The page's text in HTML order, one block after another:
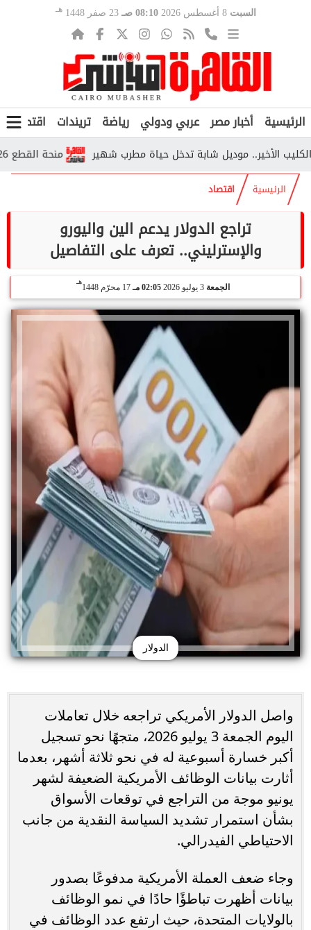
السبت 8 أغسطس 2026 08:10 صـ 23 صفر 1448 هـ
الرئيسية أخبار مصر عربي ودولي رياضة تريندات اقتصاد
منحة القطع 2026.. من يستحقها وكم تبلغ قيمتها وفق التأمينات؟ موديل شابة تدخل حياة مطرب شهير
الرئيسية اقتصاد
تراجع الدولار يدعم الين واليورو
والإسترليني.. تعرف على التفاصيل
الجمعة 3 يوليو 2026 02:05 مـ 17 محرّم 1448
هـ
الدولار
واصل الدولار الأمريكي تراجعه خلال تعاملات
اليوم الجمعة 3 يوليو 2026، متجهًا نحو تسجيل
أكبر خسارة أسبوعية له في نحو ثلاثة أشهر، بعدما
أثارت بيانات الوظائف الأمريكية الضعيفة لشهر
يونيو موجة من التراجع في توقعات الأسواق
بشأن استمرار تشديد السياسة النقدية من جانب
الاحتياطي الفيدرالي.
وجاء ضعف العملة الأمريكية مدفوعًا بصدور
بيانات أظهرت تباطؤًا حادًا في نمو الوظائف
بالولايات المتحدة، حيث ارتفع عدد الوظائف في